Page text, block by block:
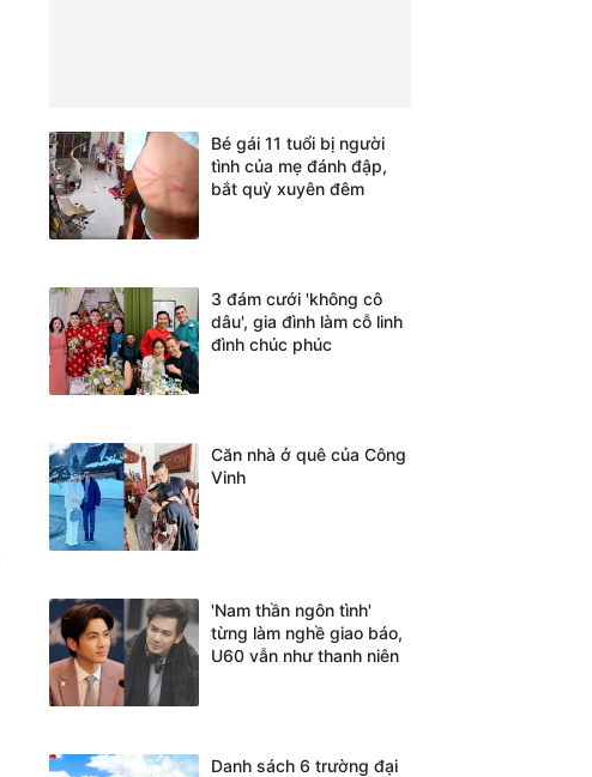
Bé gái 11 tuổi bị người
tình của mẹ đánh đập,
bắt quỳ xuyên đêm
3 đám cưới 'không cô
dâu', gia đình làm cỗ linh
đình chúc phúc
Căn nhà ở quê của Công
Vinh
'Nam thần ngôn tình'
từng làm nghề giao báo,
U60 vẫn như thanh niên
Danh sách 6 trường đại